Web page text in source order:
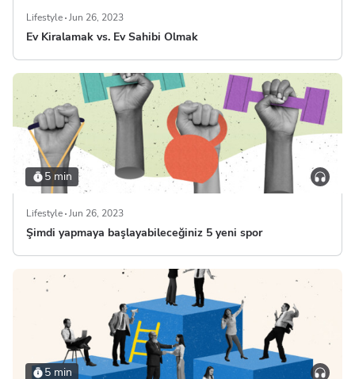
Lifestyle Jun 26, 2023
Ev Kiralamak vs. Ev Sahibi Olmak
5 min
Lifestyle Jun 26, 2023
Şimdi yapmaya başlayabileceğiniz 5 yeni spor
5 min